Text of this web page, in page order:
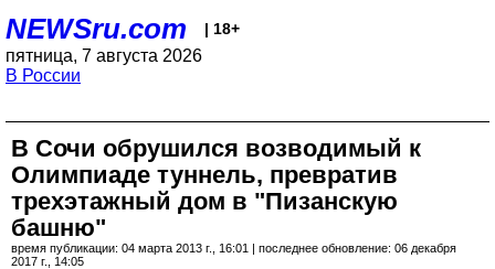
NEWSru.com | 18+
пятница, 7 августа 2026
В России
В Сочи обрушился возводимый к
Олимпиаде туннель, превратив
трехэтажный дом в "Пизанскую
башню"
время публикации: 04 марта 2013 г., 16:01 | последнее обновление: 06 декабря
2017 г., 14:05